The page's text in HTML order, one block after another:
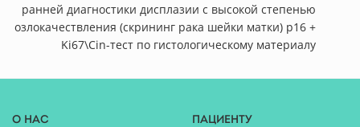
ранней диагностики дисплазии с высокой степенью
озлокачествления (скрининг рака шейки матки) p16 +
Ki67\Cin-тест по гистологическому материалу
О нас
Пациенту